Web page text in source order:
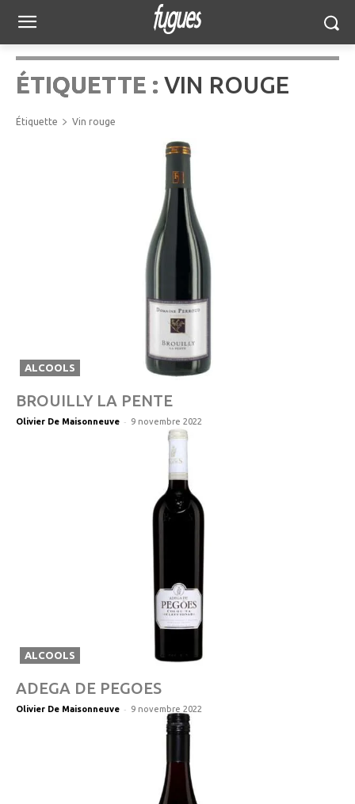
ÉTIQUETTE : VIN ROUGE
Étiquette Vin rouge
ALCOOLS
BROUILLY LA PENTE
Olivier De Maisonneuve - 9 novembre 2022
ALCOOLS
ADEGA DE PEGOES
Olivier De Maisonneuve - 9 novembre 2022